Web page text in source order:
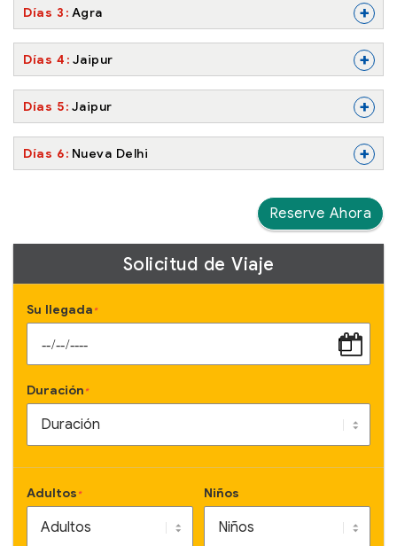
Días 3 Agra +
Días 4 Jaipur +
Días 5 Jaipur +
Días 6 Nueva Delhi +
Reserve Ahora
Solicitud de Viaje
Su llegada *
Duración *
Adultos * Niños